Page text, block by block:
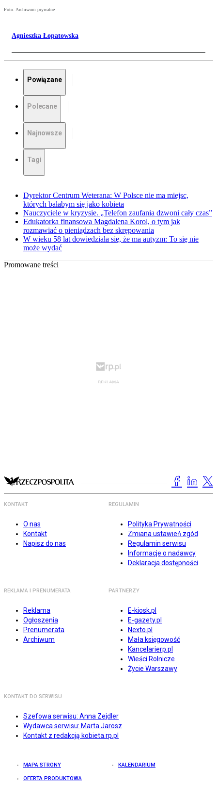
Foto: Archiwum prywatne
Agnieszka Łopatowska
Powiązane
Polecane
Najnowsze
Tagi
Dyrektor Centrum Weterana: W Polsce nie ma miejsc,
których bałabym się jako kobieta
Nauczyciele w kryzysie. „Telefon zaufania dzwoni cały czas”
Edukatorka finansowa Magdalena Korol, o tym jak
rozmawiać o pieniądzach bez skrępowania
W wieku 58 lat dowiedziała się, że ma autyzm: To się nie
może wydać
Promowane treści
KONTAKT
O nas
Kontakt
Napisz do nas
REGULAMIN
Polityka Prywatności
Zmiana ustawień zgód
Regulamin serwisu
Informacje o nadawcy
Deklaracja dostępności
REKLAMA I PRENUMERATA
Reklama
Ogłoszenia
Prenumerata
Archiwum
PARTNERZY
E-kiosk.pl
E-gazety.pl
Nexto.pl
Mała księgowość
Kancelarierp.pl
Wieści Rolnicze
Życie Warszawy
KONTAKT DO SERWISU
Szefowa serwisu: Anna Zejdler
Wydawca serwisu: Marta Jarosz
Kontakt z redakcją kobieta.rp.pl
MAPA STRONY KALENDARIUM
OFERTA PRODUKTOWA